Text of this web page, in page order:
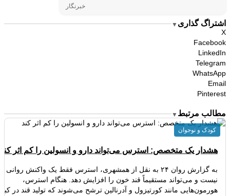
خبرنگار
اشتراگ گذاری ▼
X
Facebook
LinkedIn
Telegram
WhatsApp
Email
Pinterest
مطالب مرتبط ▼
هشدار یک متخصص: استرس می‌تواند دارو و انسولین را کم‌ اثر کند
به گزارش روان ۲۴ به نقل از همشهری، استرس فقط یک واکنش روانی
نیست و می‌تواند مستقیماً قند خون را افزایش دهد. هنگام استرس،
هورمون‌هایی مانند کورتیزول و آدرنالین ترشح می‌شوند که تولید قند در کبد
کودک و نوجوان